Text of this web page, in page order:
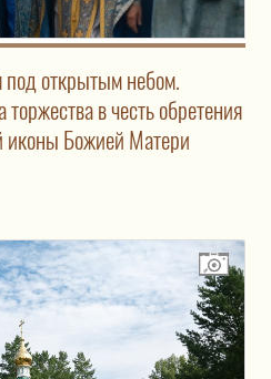
открытым небом.
в честь обретения
иконы Божией Матери